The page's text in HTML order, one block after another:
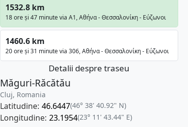
1532.8 km
18 ore și 47 minute via A1, Αθήνα - Θεσσαλονίκη - Εύζωνοι
1460.6 km
20 ore și 31 minute via 306, Αθήνα - Θεσσαλονίκη - Εύζωνοι
Detalii despre traseu
Măguri-Răcătău
Cluj, Romania
Latitudine: 46.6447(46° 38' 40.92" N)
Longitudine: 23.1954(23° 11' 43.44" E)